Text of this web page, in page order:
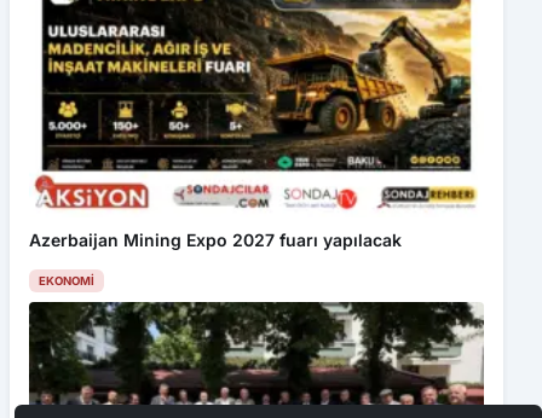
Azerbaijan Mining Expo 2027 fuarı yapılacak
EKONOMI